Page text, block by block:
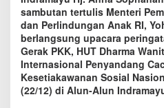
a
m
a
y
u
B
e
r
sambutan tertulis Menteri
dan Perlindungan Anak RI,
berlangsung upacara
Gerak PKK, HUT Dharma
Internasional Penyandang
Kesetiakawanan Sosial
(22/12) di Alun-Alun